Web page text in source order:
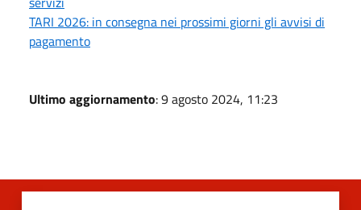
TARI 2026: in consegna nei prossimi giorni gli avvisi di
pagamento
Ultimo aggiornamento: 9 agosto 2024, 11:23